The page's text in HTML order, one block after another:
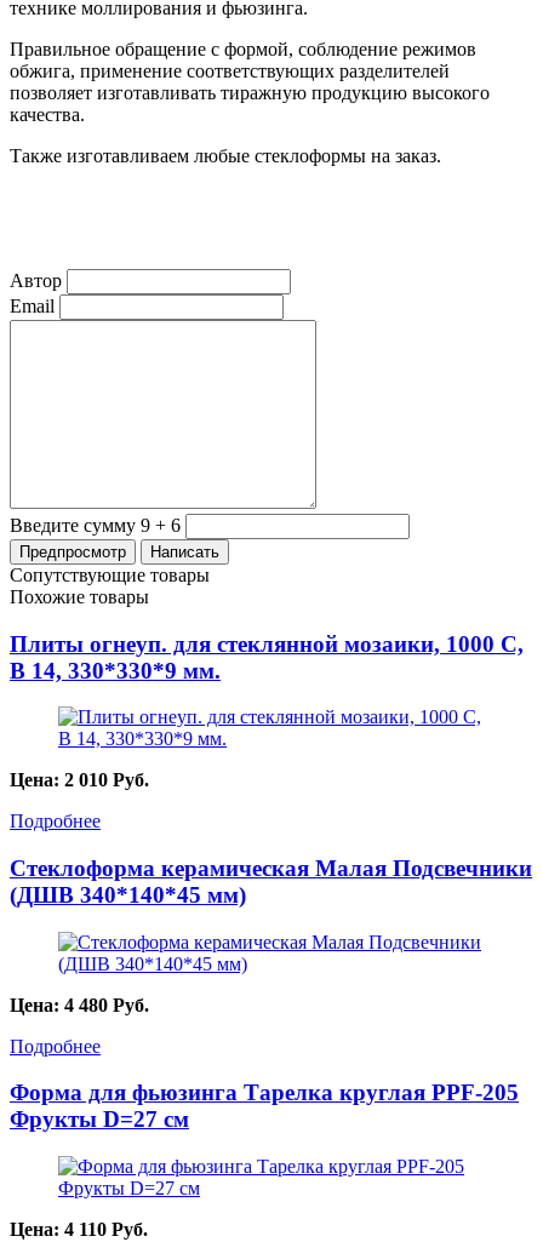
технике моллирования и фьюзинга.
Правильное обращение с формой, соблюдение режимов
обжига, применение соответствующих разделителей
позволяет изготавливать тиражную продукцию высокого
качества.
Также изготавливаем любые стеклоформы на заказ.
Автор
Email
Введите сумму 9 + 6
Сопутствующие товары
Похожие товары
Плиты огнеуп. для стеклянной мозаики, 1000 С,
В 14, 330*330*9 мм.
Цена: 2 010 Руб.
Подробнее
Стеклоформа керамическая Малая Подсвечники
(ДШВ 340*140*45 мм)
Цена: 4 480 Руб.
Подробнее
Форма для фьюзинга Тарелка круглая PPF-205
Фрукты D=27 см
Цена: 4 110 Руб.